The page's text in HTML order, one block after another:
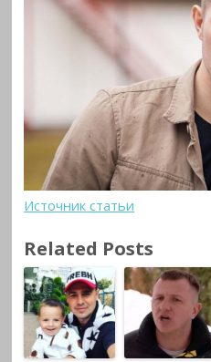
Источник статьи
Related Posts